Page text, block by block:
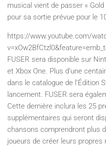
musical vient de passer «
pour sa sortie prévue pour le
https://www.youtube.com/
FUSER sera disponible sur
et Xbox One. Plus d’une
dans le catalogue de l’Édition
lancement. FUSER sera
Cette dernière inclura les 25
supplémentaires qui seront
chansons comprendront plus
joueurs de créer leurs propres